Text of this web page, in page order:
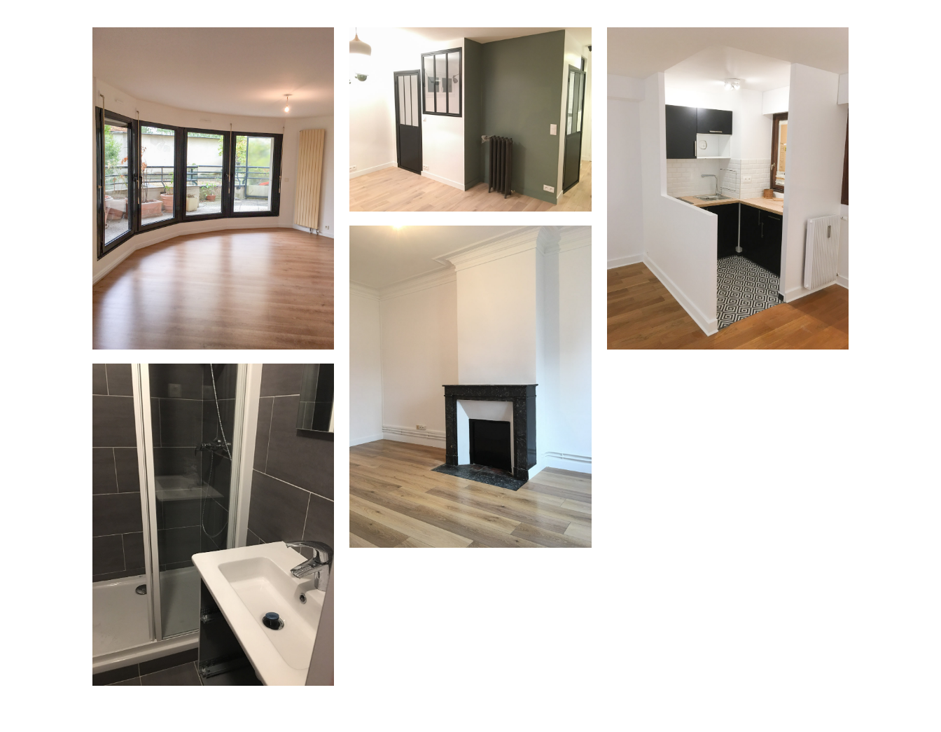
Alex Paris 11
Paris 17
Paris 18